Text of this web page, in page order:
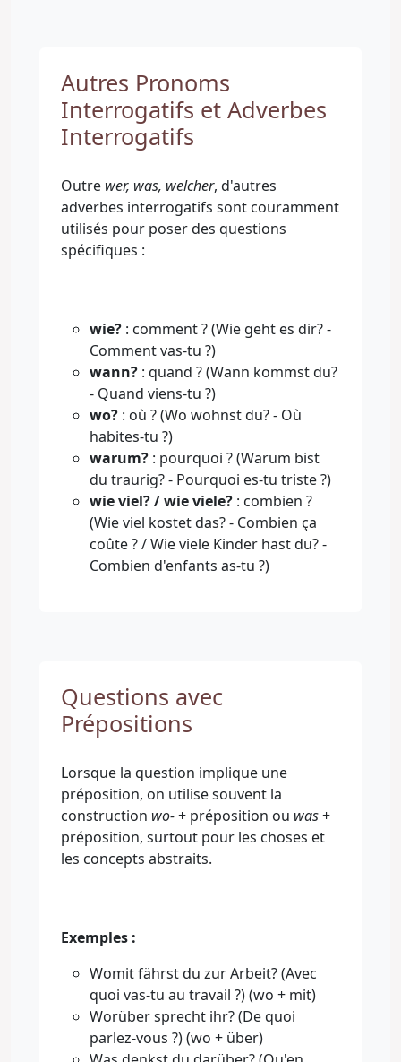
Autres Pronoms
Interrogatifs et Adverbes
Interrogatifs
Outre wer, was, welcher, d'autres
adverbes interrogatifs sont couramment
utilisés pour poser des questions
spécifiques :
wie? : comment ? (Wie geht es dir? -
Comment vas-tu ?)
wann? : quand ? (Wann kommst du?
- Quand viens-tu ?)
wo? : où ? (Wo wohnst du? - Où
habites-tu ?)
warum? : pourquoi ? (Warum bist
du traurig? - Pourquoi es-tu triste ?)
wie viel? / wie viele? : combien ?
(Wie viel kostet das? - Combien ça
coûte ? / Wie viele Kinder hast du? -
Combien d'enfants as-tu ?)
Questions avec
Prépositions
Lorsque la question implique une
préposition, on utilise souvent la
construction wo-+ préposition ou was+
préposition, surtout pour les choses et
les concepts abstraits.
Exemples :
Womit fährst du zur Arbeit? (Avec
quoi vas-tu au travail ?) (wo + mit)
Worüber sprecht ihr? (De quoi
parlez-vous ?) (wo + über)